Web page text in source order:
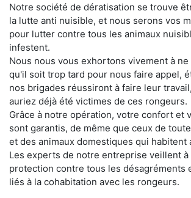
Notre société de dératisation se trouve
la lutte anti nuisible, et nous serons vos
pour lutter contre tous les animaux
infestent.
Nous nous vous exhortons vivement à
qu'il soit trop tard pour nous faire appel,
nos brigades réussiront à faire leur
auriez déjà été victimes de ces rongeurs.
Grâce à notre opération, votre confort et
sont garantis, de même que ceux de
et des animaux domestiques qui habitent
Les experts de notre entreprise veillent
protection contre tous les désagréments
liés à la cohabitation avec les rongeurs.